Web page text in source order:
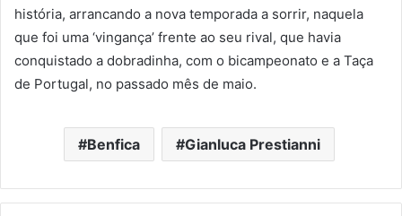
história, arrancando a nova temporada a sorrir, naquela
que foi uma ‘vingança’ frente ao seu rival, que havia
conquistado a dobradinha, com o bicampeonato e a Taça
de Portugal, no passado mês de maio.
Benfica Gianluca Prestianni